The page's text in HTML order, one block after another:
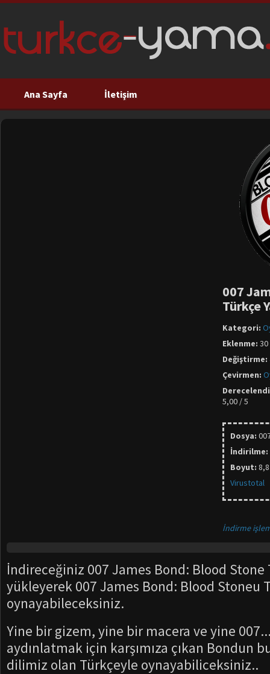
Ana Sayfa İletişim
007
Türkçe
Kategori:
Eklenme: 30
Değiştirme:
Çevirmen:
5,00 / 5
Dosya:
İndirilme:
Boyut:
Virustotal
İndirme
İndireceğiniz 007 James Bond: Blood
yükleyerek 007 James Bond: Blood Stoneu
oynayabileceksiniz.
Yine bir gizem, yine bir macera ve yine
aydınlatmak için karşımıza çıkan Bondun
dilimiz olan Türkçeyle oynayabiliceksiniz..